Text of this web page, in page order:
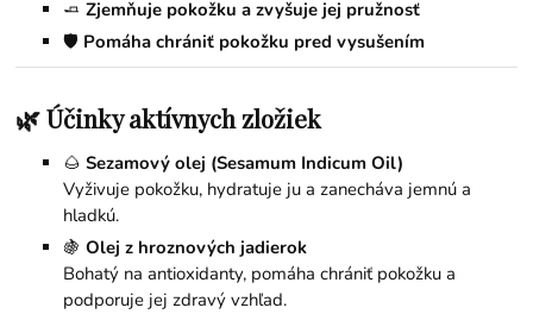
🧈Zjemňuje pokožku a zvyšuje jej pružnosť
🛡️ Pomáha chrániť pokožku pred vysušením
🌿 Účinky aktívnych zložiek
🌰Sezamový olej (Sesamum Indicum Oil)
Vyživuje pokožku, hydratuje ju a zanecháva jemnú a
hladkú.
🍇Olej z hroznových jadierok
Bohatý na antioxidanty, pomáha chrániť pokožku a
podporuje jej zdravý vzhľad.